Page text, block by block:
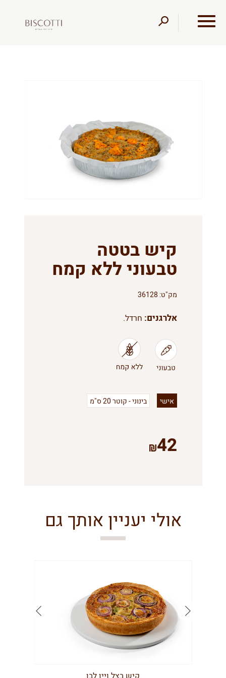
עמוד הבית קישים ולזניות
קיש
קיש בטטה
טבעוני ללא קמח
מק"ט: 36128
אלרגנים: חרדל.
אישי בינוני - קוטר 20 ס"מ
42
אולי יעניין אותך גם